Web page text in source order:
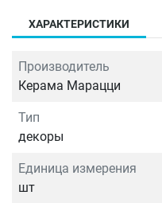
ХАРАКТЕРИСТИКИ
Производитель
Керама Марацци
Тип
декоры
Единица измерения
шт